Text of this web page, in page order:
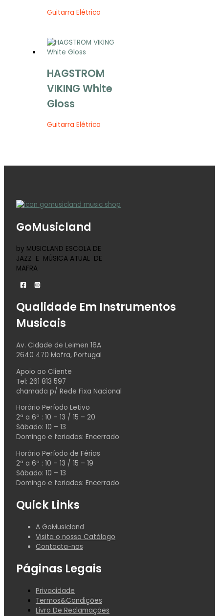
Guitarra Elétrica
HAGSTROM
VIKING White
Gloss
Guitarra Elétrica
GoMusicland
by MUSICLAND ESCOLA DE
JAZZ E MÚSICA ATUAL DE
MAFRA
Qualidade Em Instrumentos
Musicais
Av. Cidade de Leimen 16A
2640 470 Mafra, Portugal
Apoio ao Cliente
Tel: 261 813 597
chamada p/ Rede Fixa Nacional
Horário Período Letivo
2ª a 6ª : 10 – 13 / 15 – 20
Sábado: 10 – 13
Domingo e feriados: Encerrado
Horário Período de Férias
2ª a 6ª : 10 – 13 / 15 – 19
Sábado: 10 – 13
Domingo e feriados: Encerrado
Quick Links
A GoMusicland
Visita o nosso Catálogo
Contacta-nos
Páginas Legais
Privacidade
Termos&Condições
Livro De Reclamações